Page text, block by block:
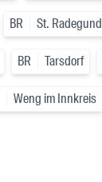
BR St. Radegund
BR Tarsdorf
Weng im Innkreis